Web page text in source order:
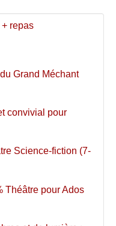
repas
Grand Méchant
convivial pour
Science-fiction (7-
Théâtre pour Ados